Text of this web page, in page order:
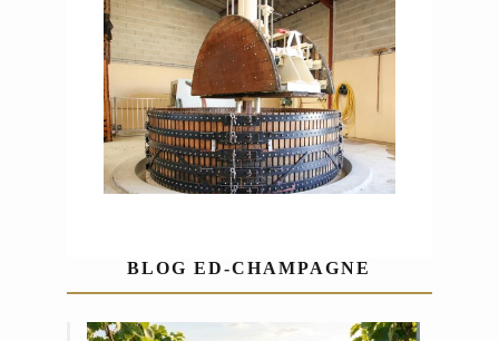
BLOG ED-CHAMPAGNE